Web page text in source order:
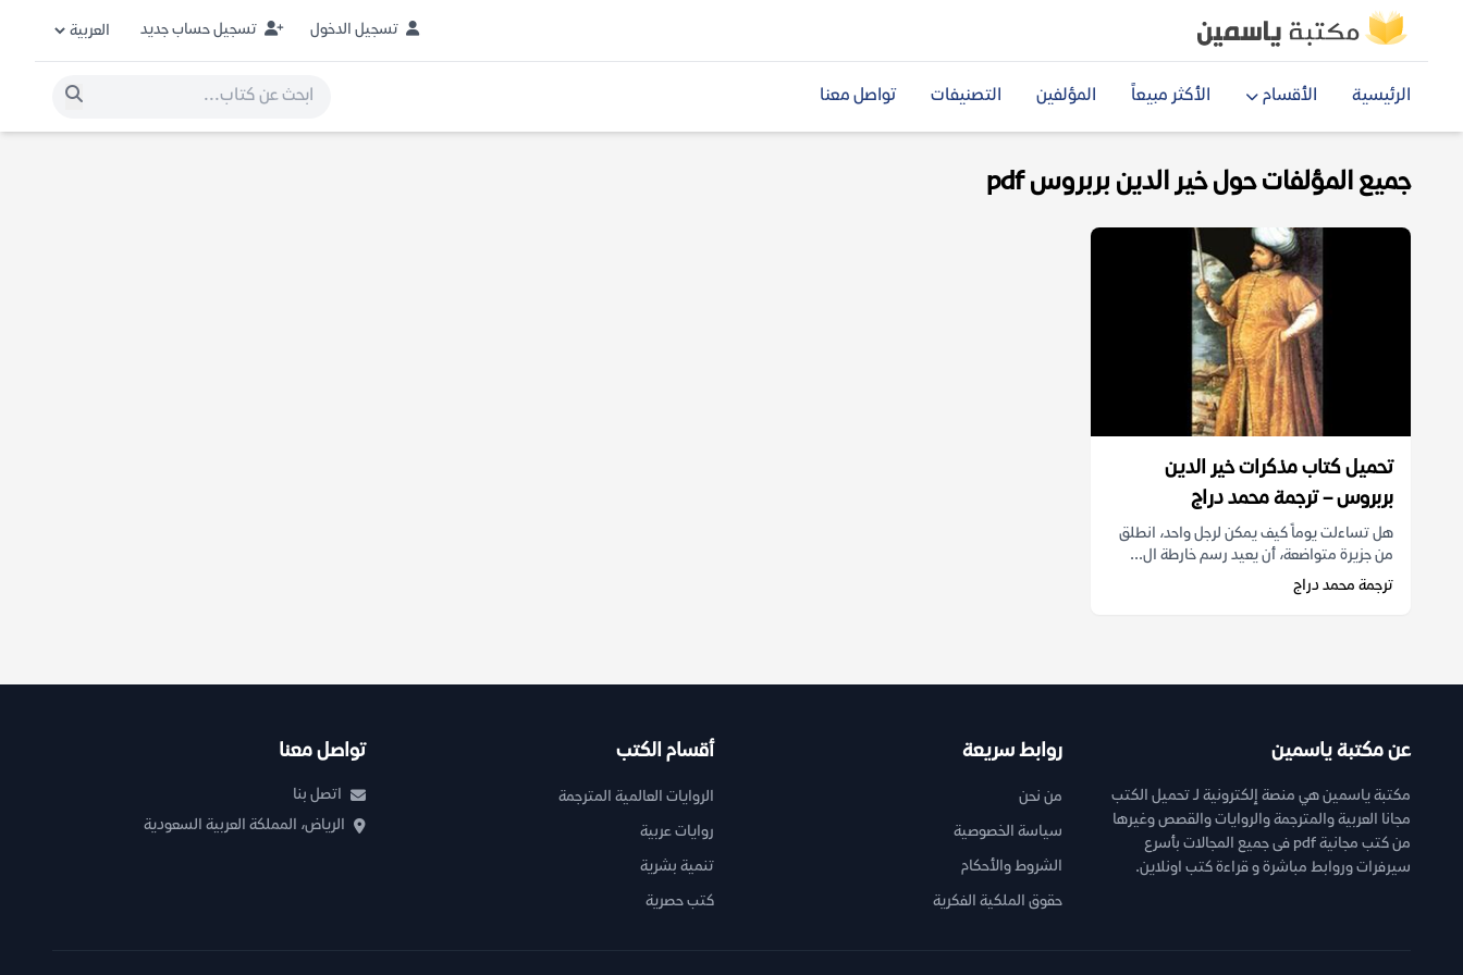
تسجيل الدخول تسجيل حساب جديد
الرئيسية الأقسام الأكثر مبيعاً المؤلفين التصنيفات تواصل معنا
جميع المؤلفات حول خير الدين بربروس pdf
تحميل كتاب مذكرات خير الدين
بربروس – ترجمة محمد دراج
هل تساءلت يوماً كيف يمكن لرجل واحد، انطلق
من جزيرة متواضعة، أن يعيد رسم خارطة ال...
ترجمة محمد دراج
عن مكتبة ياسمين
مكتبة ياسمين هي منصة إلكترونية لـ تحميل الكتب
مجانا العربية والمترجمة والروايات والقصص وغيرها
من كتب مجانية pdf فى جميع المجالات بأسرع
سيرفرات وروابط مباشرة و قراءة كتب اونلاين.
روابط سريعة
من نحن
سياسة الخصوصية
الشروط والأحكام
حقوق الملكية الفكرية
أقسام الكتب
الروايات العالمية المترجمة
روايات عربية
تنمية بشرية
كتب حصرية
تواصل معنا
اتصل بنا
الرياض، المملكة العربية السعودية